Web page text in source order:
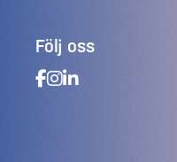
Följ oss